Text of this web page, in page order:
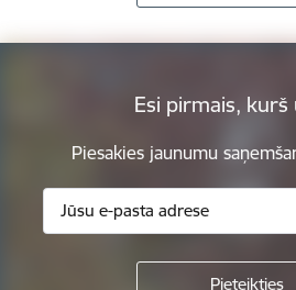
Esi pirmais, kurš
Piesakies jaunumu